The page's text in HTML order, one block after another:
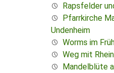
Rapsfelder
Pfarrkirche
Undenheim
Worms im
Weg mit
Mandelblüte